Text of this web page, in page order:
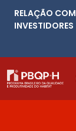
RELAÇÃO COM
INVESTIDORES